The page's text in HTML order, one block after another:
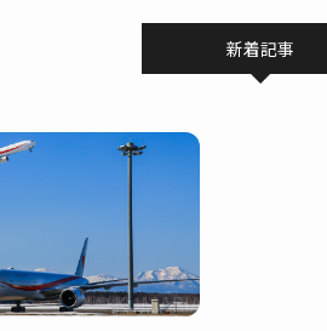
新着記事